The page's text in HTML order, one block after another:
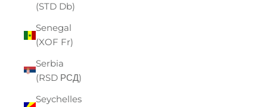
(STD Db)
Senegal
(XOF Fr)
Serbia
(RSD РСД)
Seychelles